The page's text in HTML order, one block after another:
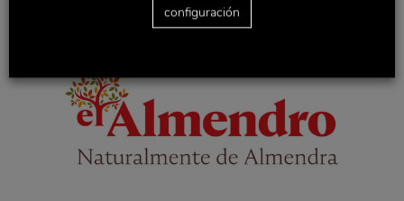
configuración